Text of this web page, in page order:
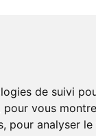
de suivi
vous
pour analyser